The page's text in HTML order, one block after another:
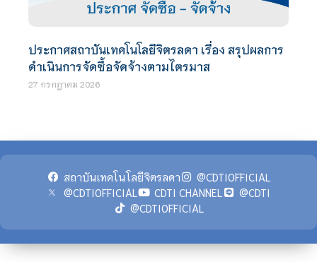
ประกาศสถาบันเทคโนโลยีจิตรลดา เรื่อง สรุปผลการ
ดำเนินการจัดซื้อจัดจ้างตามไตรมาส
27 กรกฎาคม 2026
สถาบันเทคโนโลยีจิตรลดา
@CDTIOFFICIAL
@CDTIOFFICIAL
CDTI CHANNEL
@CDTI
@CDTIOFFICIAL